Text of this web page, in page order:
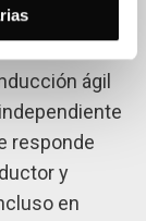
ágil
responde
y
en